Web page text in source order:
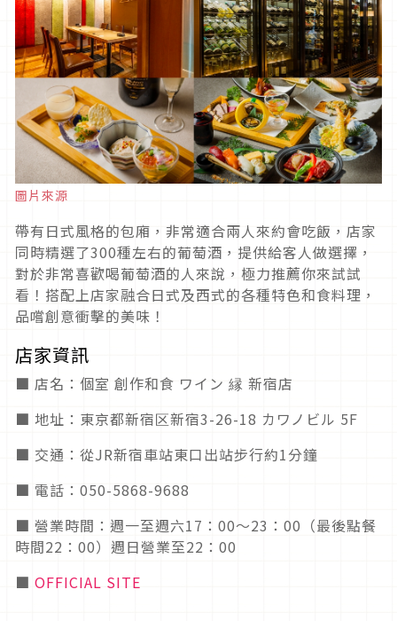
圖片來源
帶有日式風格的包廂，非常適合兩人來約會吃飯，店家
同時精選了300種左右的葡萄酒，提供給客人做選擇，
對於非常喜歡喝葡萄酒的人來說，極力推薦你來試試
看！搭配上店家融合日式及西式的各種特色和食料理，
品嚐創意衝擊的美味！
店家資訊
■ 店名：個室 創作和食 ワイン 縁 新宿店
■ 地址：東京都新宿区新宿3-26-18 カワノビル 5F
■ 交通：從JR新宿車站東口出站步行約1分鐘
■ 電話：050-5868-9688
■ 營業時間：週一至週六17：00～23：00（最後點餐
時間22：00）週日營業至22：00
■ OFFICIAL SITE